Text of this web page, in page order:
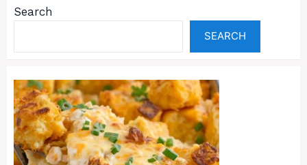
Search
SEARCH